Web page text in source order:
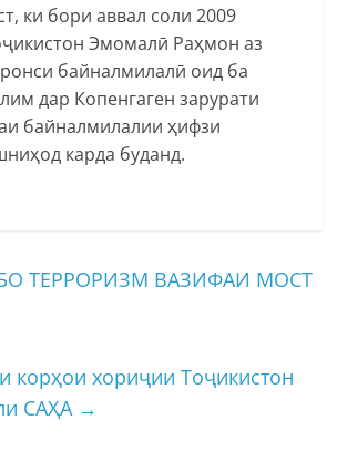
ки бори аввал соли 2009
Эмомалӣ Раҳмон аз
байналмилалӣ оид ба
дар Копенгаген зарурати
байналмилалии ҳифзи
карда буданд.
ТЕРРОРИЗМ ВАЗИФАИ МОСТ
корҳои хориҷии Тоҷикистон
САҲА →